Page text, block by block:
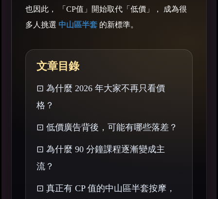
也因此， 「CP值」開始取代「低價」， 成為很
多人挑選 中山區半套 的新標準。
文章目錄
⊡ 為什麼 2026 年大家不再只看價
格？
⊡ 低價廣告背後，可能有哪些落差？
⊡ 為什麼 90 分鐘課程逐漸變成主
流？
⊡ 真正有 CP 值的中山區半套按摩，